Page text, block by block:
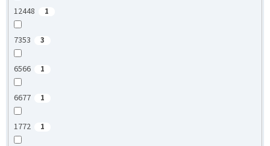
12448 1
7353 3
6566 1
6677 1
1772 1